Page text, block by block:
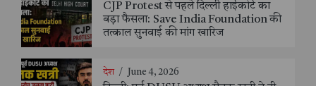
CJP Protest से पहले दिल्ली हाईकोर्ट का
बड़ा फैसला: Save India Foundation की
तत्काल सुनवाई की मांग खारिज
देश / June 4, 2026